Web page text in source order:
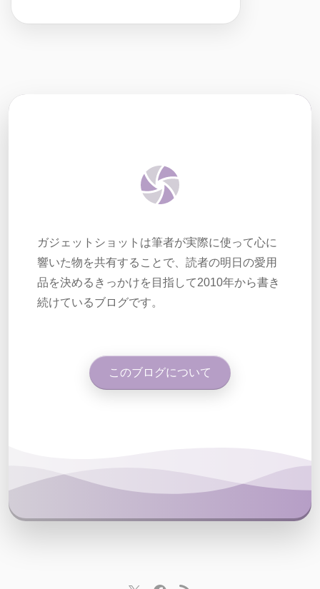
ガジェットショットは筆者が実際に使って心に
響いた物を共有することで、読者の明日の愛用
品を決めるきっかけを目指して2010年から書き
続けているブログです。
このブログについて